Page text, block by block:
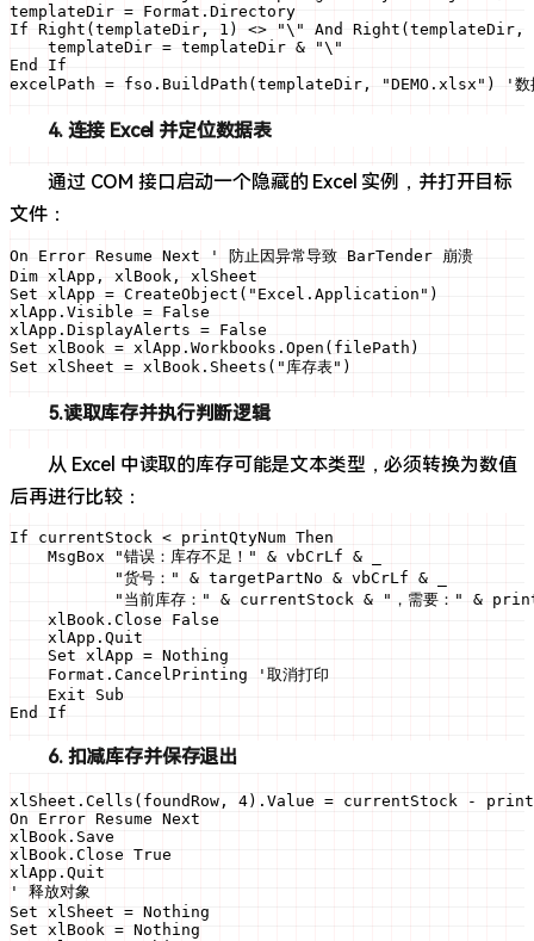
templateDir = Format.Directory
If Right(templateDir, 1) <> "\" And Right(templateDir,
templateDir = templateDir & "\"
End If
excelPath = fso.BuildPath(templateDir, "DEMO.xlsx") '数据
4. 连接 Excel 并定位数据表
通过 COM 接口启动一个隐藏的 Excel 实例，并打开目标
文件：
On Error Resume Next ' 防止因异常导致 BarTender 崩溃
Dim xlApp, xlBook, xlSheet
Set xlApp = CreateObject("Excel.Application")
xlApp.Visible = False
xlApp.DisplayAlerts = False
Set xlBook = xlApp.Workbooks.Open(filePath)
Set xlSheet = xlBook.Sheets("库存表")
5.读取库存并执行判断逻辑
从 Excel 中读取的库存可能是文本类型，必须转换为数值
后再进行比较：
If currentStock < printQtyNum Then
MsgBox "错误：库存不足！" & vbCrLf & _
"货号：" & targetPartNo & vbCrLf & _
"当前库存：" & currentStock & "，需要：" &
xlBook.Close False
xlApp.Quit
Set xlApp = Nothing
Format.CancelPrinting '取消打印
Exit Sub
End If
6. 扣减库存并保存退出
xlSheet.Cells(foundRow, 4).Value = currentStock -
On Error Resume Next
xlBook.Save
xlBook.Close True
xlApp.Quit
' 释放对象
Set xlSheet = Nothing
Set xlBook = Nothing